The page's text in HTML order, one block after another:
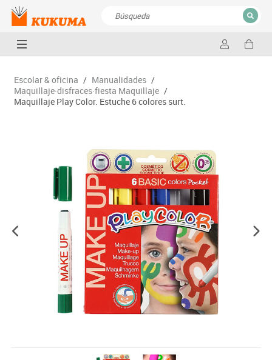
CERRAR
Escolar & oficina / Manualidades /
Maquillaje·disfraces·fiesta Maquillaje /
Maquillaje Play Color. Estuche 6 colores surt.